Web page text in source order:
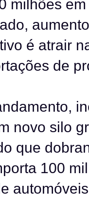
milhões
é atrair
de
novo silo
que
100